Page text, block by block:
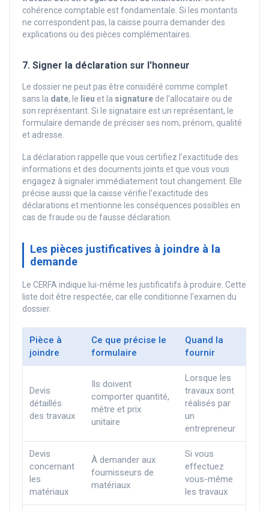
cohérence comptable est fondamentale. Si les montants
ne correspondent pas, la caisse pourra demander des
explications ou des pièces complémentaires.
7. Signer la déclaration sur l'honneur
Le dossier ne peut pas être considéré comme complet
sans la date, le lieu et la signature de l'allocataire ou de
son représentant. Si le signataire est un représentant, le
formulaire demande de préciser ses nom, prénom, qualité
et adresse.
La déclaration rappelle que vous certifiez l'exactitude des
informations et des documents joints et que vous vous
engagez à signaler immédiatement tout changement. Elle
précise aussi que la caisse vérifie l'exactitude des
déclarations et mentionne les conséquences possibles en
cas de fraude ou de fausse déclaration.
Les pièces justificatives à joindre à la
demande
Le CERFA indique lui-même les justificatifs à produire. Cette
liste doit être respectée, car elle conditionne l'examen du
dossier.
Pièce à
joindre
Ce que précise le
formulaire
Quand la
fournir
Devis
détaillés
des travaux
Ils doivent
comporter quantité,
mètre et prix
unitaire
Lorsque les
travaux sont
réalisés par
un
entrepreneur
Devis
concernant
les
matériaux
À demander aux
fournisseurs de
matériaux
Si vous
effectuez
vous-même
les travaux